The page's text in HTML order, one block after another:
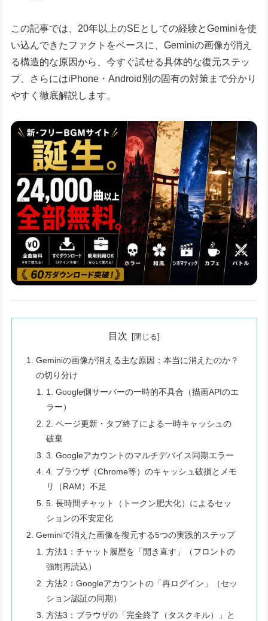
この記事では、20年以上のSEとしての経験とGeminiを使
い込んできたファクトをベースに、Geminiの画像が消え
る構造的な原因から、今すぐ試せる具体的な復元ステッ
プ、さらにはiPhone・Android別の固有の対策まで分かり
やすく徹底解説します。
目次
Geminiの画像が消える主な原因：本当に消えたのか？
の切り分け
1. Google側サーバーの一時的不具合（描画APIのエ
ラー）
2. ページ更新・タブ終了による一時キャッシュの
破棄
3. Googleアカウントのマルチデバイス同期エラー
4. ブラウザ（Chrome等）のキャッシュ破損とメモ
リ（RAM）不足
5. 長時間チャット（トークン肥大化）によるセッ
ションの不安定化
Geminiで消えた画像を復元する5つの実践的ステップ
方法1：チャット履歴を「開き直す」（フロントの
強制再読込）
方法2：Googleアカウントの「再ログイン」（セッ
ション認証の同期）
方法3：ブラウザの「完全終了（タスクキル）」と